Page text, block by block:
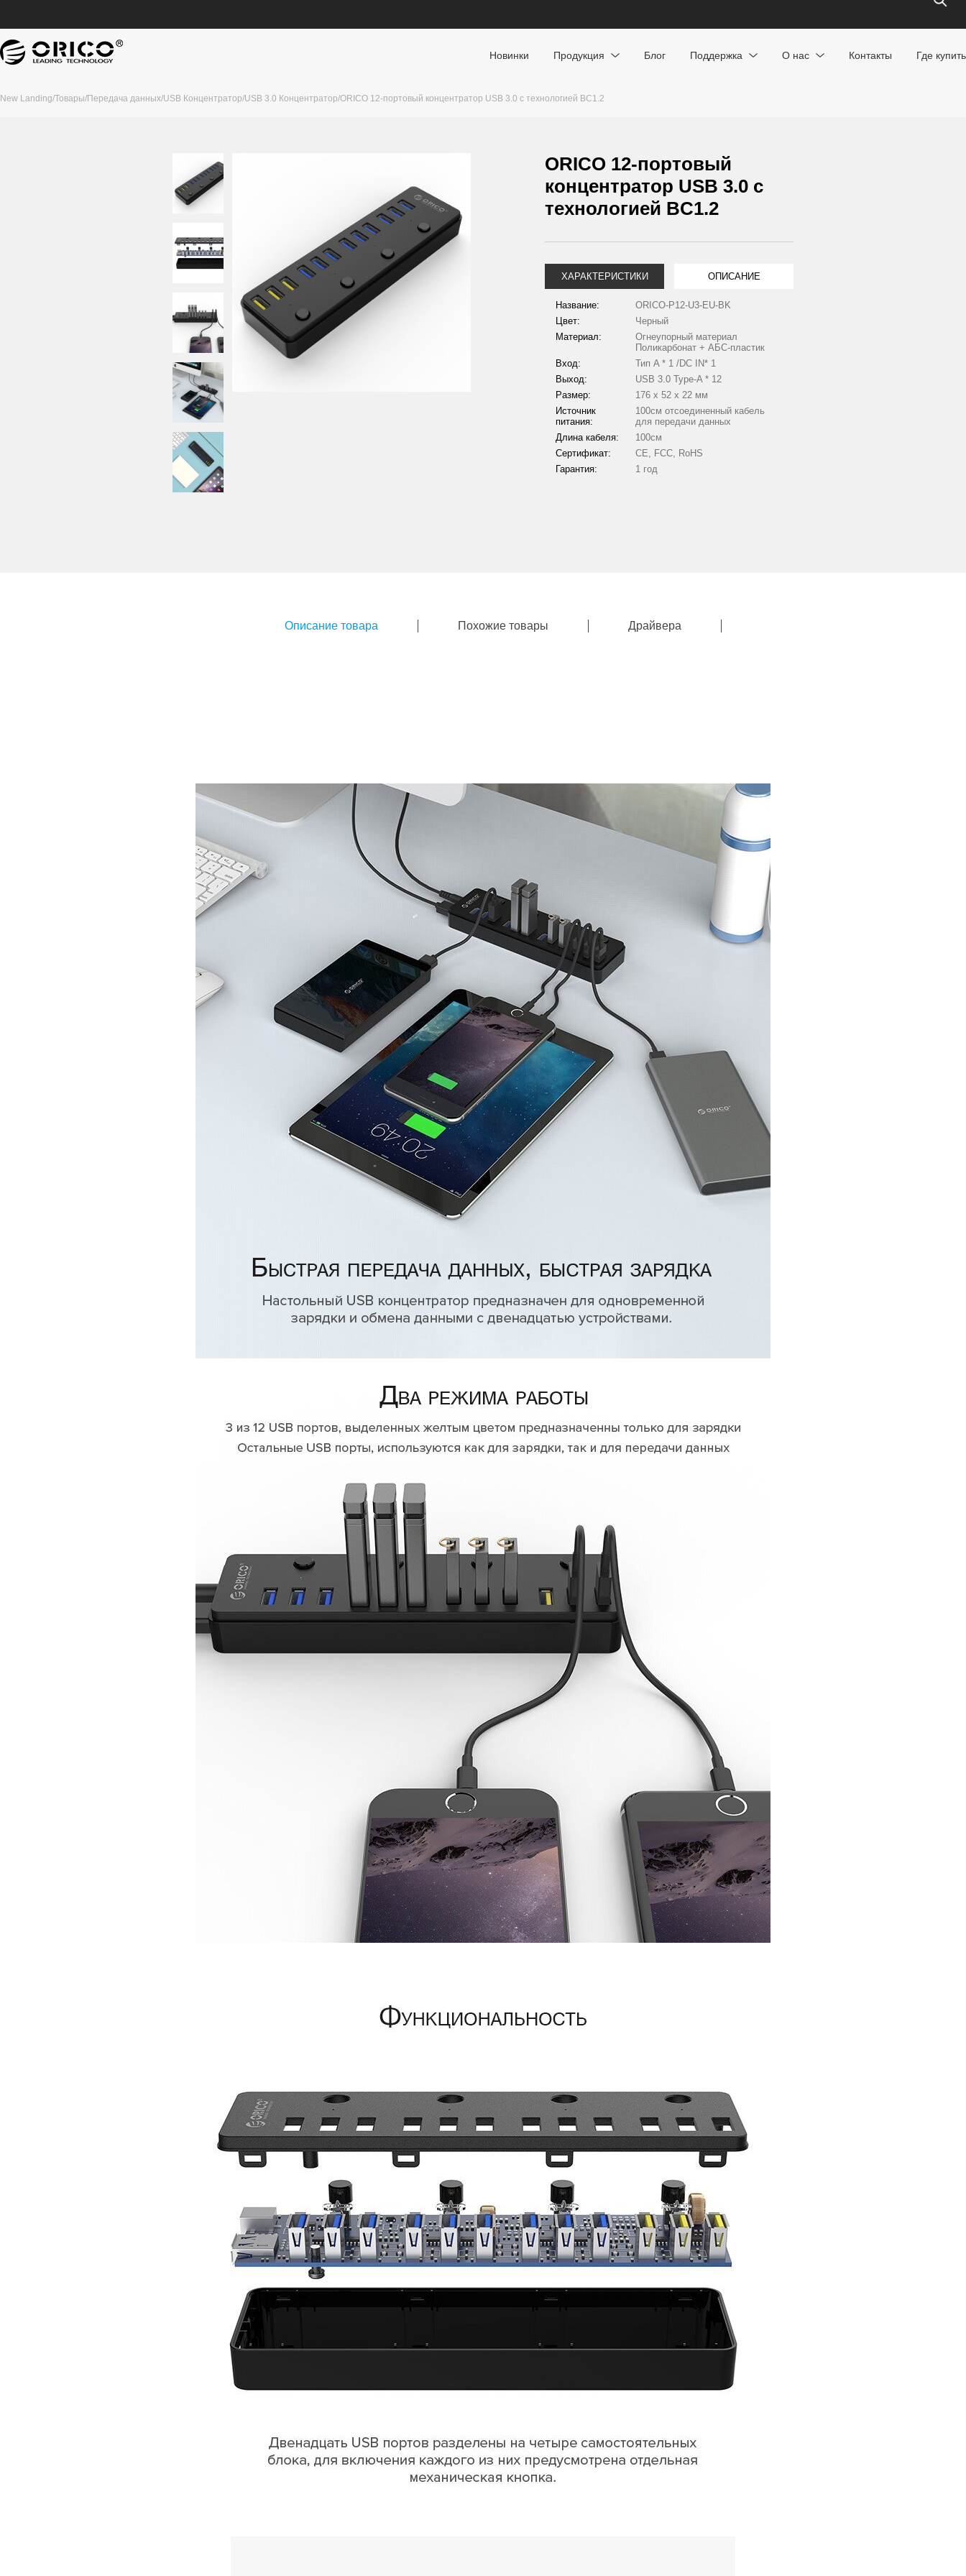
Новинки Продукция Блог Поддержка О нас Контакты Где купить
New Landing/Товары/Передача данных/USB Концентратор/USB 3.0 Концентратор/ORICO 12-портовый концентратор USB 3.0 с технологией BC1.2
ORICO 12-портовый
концентратор USB 3.0 с
технологией BC1.2
ХАРАКТЕРИСТИКИ ОПИСАНИЕ
Название:
ORICO-P12-U3-EU-BK
Цвет:
Черный
Материал:
Огнеупорный материал
Поликарбонат + АБС-пластик
Вход:
Тип A * 1 /DC IN* 1
Выход:
USB 3.0 Type-A * 12
Размер:
176 x 52 x 22 мм
Источник
питания:
100см отсоединенный кабель
для передачи данных
Длина кабеля:
100см
Сертификат:
CE, FCC, RoHS
Гарантия:
1 год
Описание товара Похожие товары Драйвера